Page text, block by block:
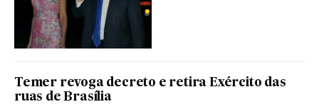
Temer revoga decreto e retira Exército das
ruas de Brasília